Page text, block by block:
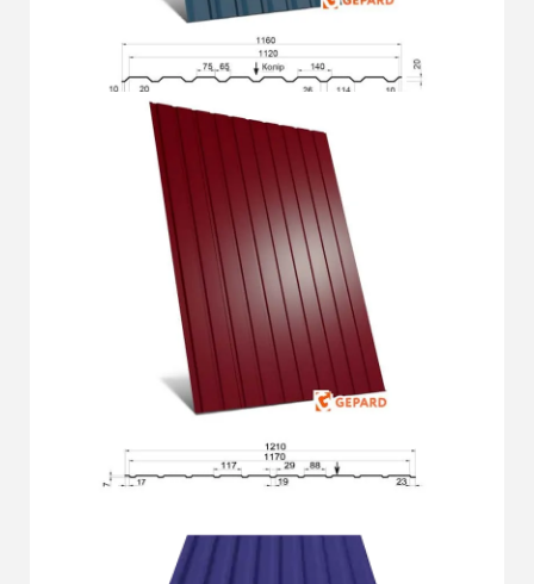
ГП-7
Докладніше